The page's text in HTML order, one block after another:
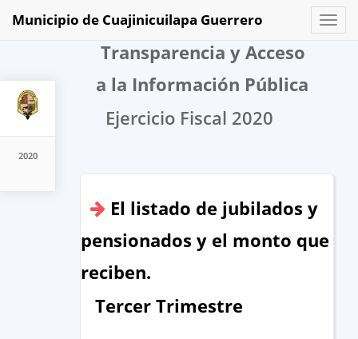
2020
Toggle
Municipio de Cuajinicuilapa Guerrero
Transparencia y Acceso
a la Información Pública
Ejercicio Fiscal 2020
El listado de jubilados y
pensionados y el monto que
reciben.
Tercer Trimestre